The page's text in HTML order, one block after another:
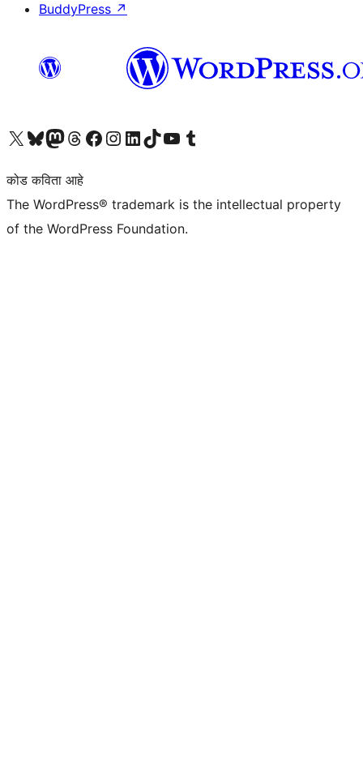
BuddyPress ↗
आमच्या X (एक्स) (पूर्वीचे ट्विटर) खात्याला भेट द्या आमच्या ब्लूस्की खात्याला भेट द्या.आमच्या Mastodon खात्याला भेट द्या.आमच्या थ्रेड्स खात्याला भेट द्या. आमच्या फेसबुक पेजला भेट द्या आमच्या इंस्टाग्राम खात्याला भेट द्या आमच्या लिंक्डइन खात्याला भेट द्या आमच्या टिकटॉक अकाउंटला भेट द्या.आमच्या यूट्यूब चॅनेलला भेट द्या आमच्या टंबलर खात्याला भेट द्या.
कोड कविता आहे
The WordPress® trademark is the intellectual property
of the WordPress Foundation.